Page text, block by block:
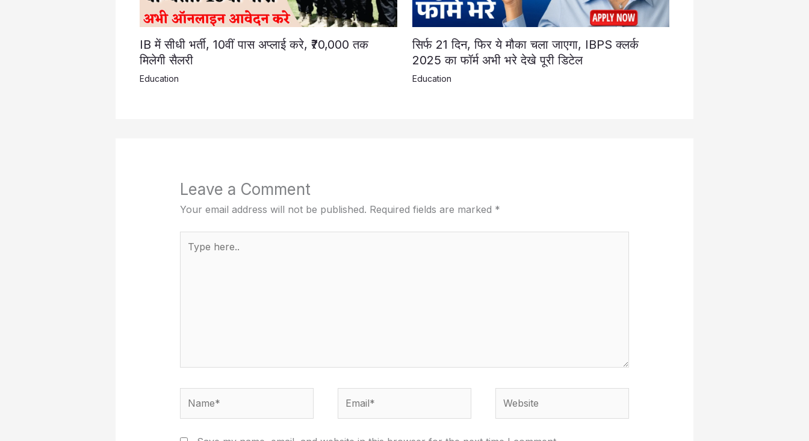
IB में सीधी भर्ती, 10वीं पास अप्लाई करे, ₹70,000 तक
मिलेगी सैलरी
Education
सिर्फ 21 दिन, फिर ये मौका चला जाएगा, IBPS क्लर्क
2025 का फॉर्म अभी भरे देखे पूरी डिटेल
Education
Leave a Comment
Your email address will not be published. Required fields are marked *
here..